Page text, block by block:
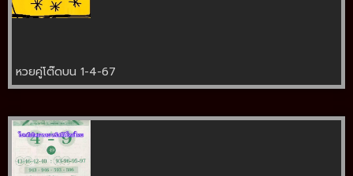
หวยคู่โต๊ดบน 1-4-67